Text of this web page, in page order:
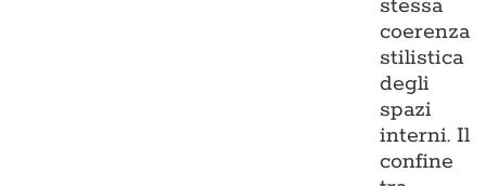
stessa
coerenza
stilistica
degli
spazi
interni. Il
confine